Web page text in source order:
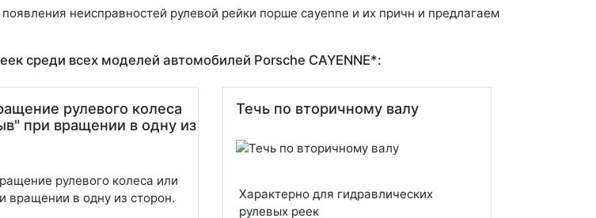
неисправностей рулевой рейки порше cayenne и их причн и предлагаем
среди всех моделей автомобилей Porsche CAYENNE*:
рулевого колеса
при вращении в одну из
Течь по вторичному валу
Характерно для гидравлических
рулевых реек